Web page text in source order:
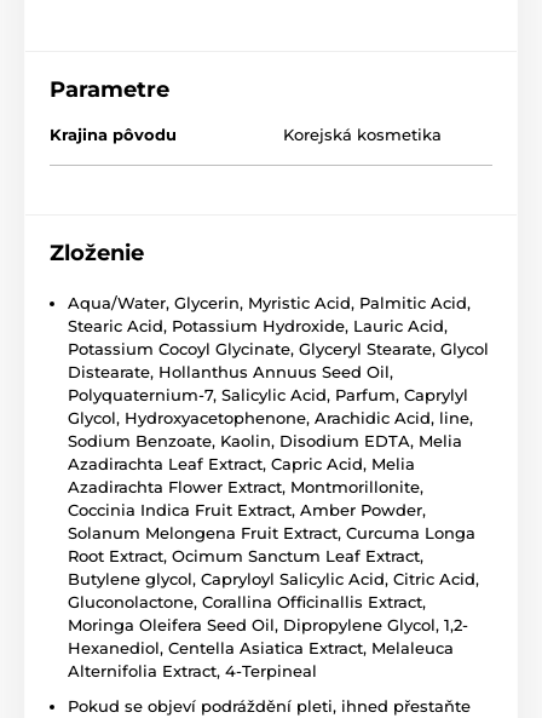
Parametre
Krajina pôvodu Korejská kosmetika
Zloženie
Aqua/Water, Glycerin, Myristic Acid, Palmitic Acid,
Stearic Acid, Potassium Hydroxide, Lauric Acid,
Potassium Cocoyl Glycinate, Glyceryl Stearate, Glycol
Distearate, Hollanthus Annuus Seed Oil,
Polyquaternium-7, Salicylic Acid, Parfum, Caprylyl
Glycol, Hydroxyacetophenone, Arachidic Acid, line,
Sodium Benzoate, Kaolin, Disodium EDTA, Melia
Azadirachta Leaf Extract, Capric Acid, Melia
Azadirachta Flower Extract, Montmorillonite,
Coccinia Indica Fruit Extract, Amber Powder,
Solanum Melongena Fruit Extract, Curcuma Longa
Root Extract, Ocimum Sanctum Leaf Extract,
Butylene glycol, Capryloyl Salicylic Acid, Citric Acid,
Gluconolactone, Corallina Officinallis Extract,
Moringa Oleifera Seed Oil, Dipropylene Glycol, 1,2-
Hexanediol, Centella Asiatica Extract, Melaleuca
Alternifolia Extract, 4-Terpineal
Pokud se objeví podráždění pleti, ihned přestaňte